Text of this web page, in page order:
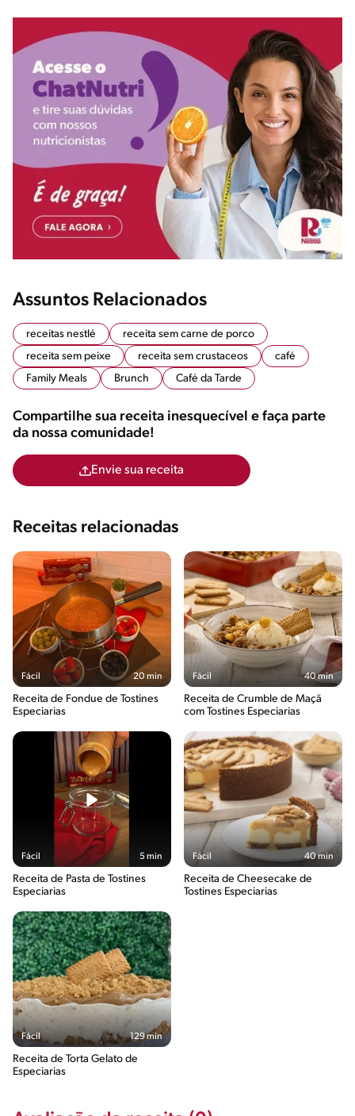
Assuntos Relacionados
receitas nestlé
receita sem carne de porco
receita sem peixe
receita sem crustaceos
café
Family Meals
Brunch Café da Tarde
Compartilhe sua receita inesquecível e faça parte
da nossa comunidade!
Envie sua receita
Receitas relacionadas
Fácil 20 min
Receita de Fondue de Tostines
Especiarias
Fácil 40 min
Receita de Crumble de Maçã
com Tostines Especiarias
Fácil 5 min
Receita de Pasta de Tostines
Especiarias
Fácil 40 min
Receita de Cheesecake de
Tostines Especiarias
Fácil 129 min
Receita de Torta Gelato de
Especiarias